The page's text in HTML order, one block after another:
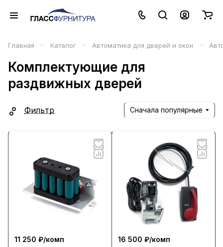
Главная – Каталог – Автоматика для дверей и окон –
Комплектующие для
раздвижных дверей
Фильтр Сначала популярные
11 250 ₽/комп
16 500 ₽/комп